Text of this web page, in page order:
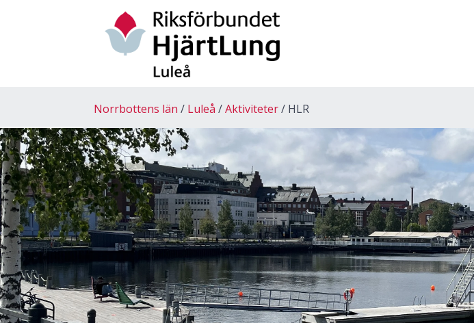
Norrbottens län Luleå Aktiviteter HLR